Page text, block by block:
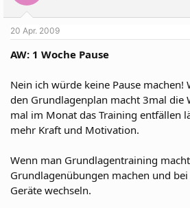
20 Apr. 2009
AW: 1 Woche Pause
Nein ich würde keine Pause machen!
den Grundlagenplan macht 3mal die
mal im Monat das Training entfällen
mehr Kraft und Motivation.
Wenn man Grundlagentraining
Grundlagenübungen machen und
Geräte wechseln.